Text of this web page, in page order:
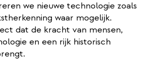
we nieuwe technologie zoals
waar mogelijk.
dat de kracht van mensen,
en een rijk historisch